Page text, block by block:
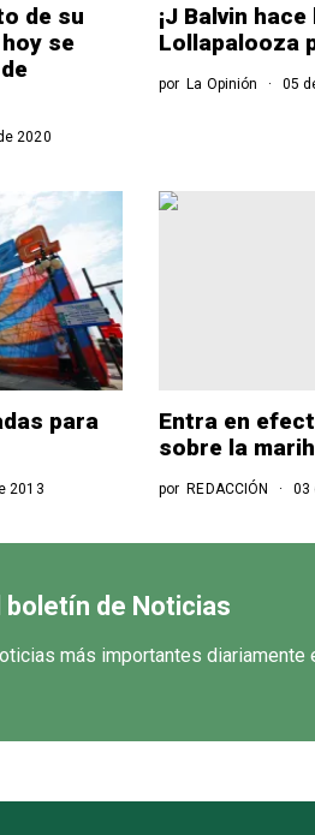
de su
se
2020
¡J Balvin
Lollapalooza
porLa Opinión 05
para
2013
Entra en
sobre la
por REDACCIÓN 03
de Noticias
más importantes diariamente